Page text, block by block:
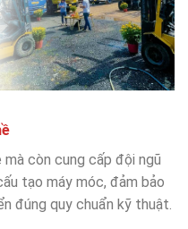
còn cung cấp đội ngũ
tạo máy móc, đảm bảo
đúng quy chuẩn kỹ thuật.